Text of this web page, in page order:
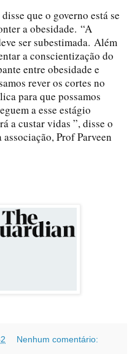
que o governo está se
a obesidade. “A
ser subestimada. Além
a conscientização do
entre obesidade e
rever os cortes no
para que possamos
a esse estágio
a custar vidas ”, disse o
Prof Parveen
Nenhum comentário: